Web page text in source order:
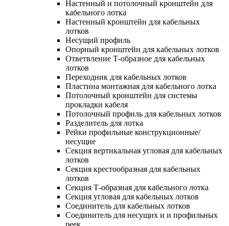
Настенный и потолочный кронштейн для
кабельного лотка
Настенный кронштейн для кабельных
лотков
Несущий профиль
Опорный кронштейн для кабельных лотков
Ответвление Т-образное для кабельных
лотков
Переходник для кабельных лотков
Пластина монтажная для кабельного лотка
Потолочный кронштейн для системы
прокладки кабеля
Потолочный профиль для кабельных лотков
Разделитель для лотка
Рейки профильные конструкционные/
несущие
Секция вертикальная угловая для кабельных
лотков
Секция крестообразная для кабельных
лотков
Секция Т-образная для кабельного лотка
Секция угловая для кабельных лотков
Соединитель для кабельных лотков
Соединитель для несущих и и профильных
реек